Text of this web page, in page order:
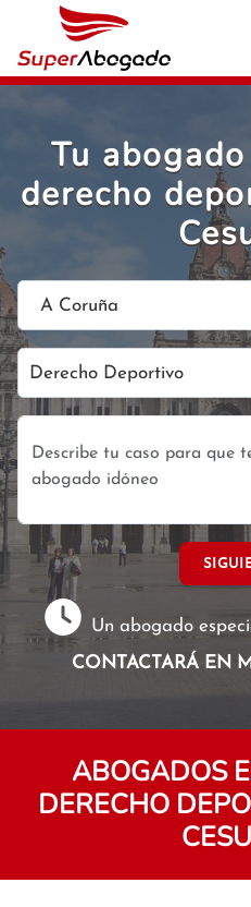
Tu
derecho
A Coruña
Derecho Deportivo
Un abogado
CONTACTARÁ EN
ABOGADOS
DERECHO